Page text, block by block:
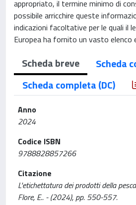
appropriato, il termine minimo di
possibile arricchire queste
indicazioni facoltative per le quali il
Europea ha fornito un vasto elenco
Scheda breve
Scheda
Scheda completa (DC)
Anno
2024
Codice ISBN
9788828857266
Citazione
L'etichettatura dei prodotti della
Flore, E.. - (2024), pp. 550-557.